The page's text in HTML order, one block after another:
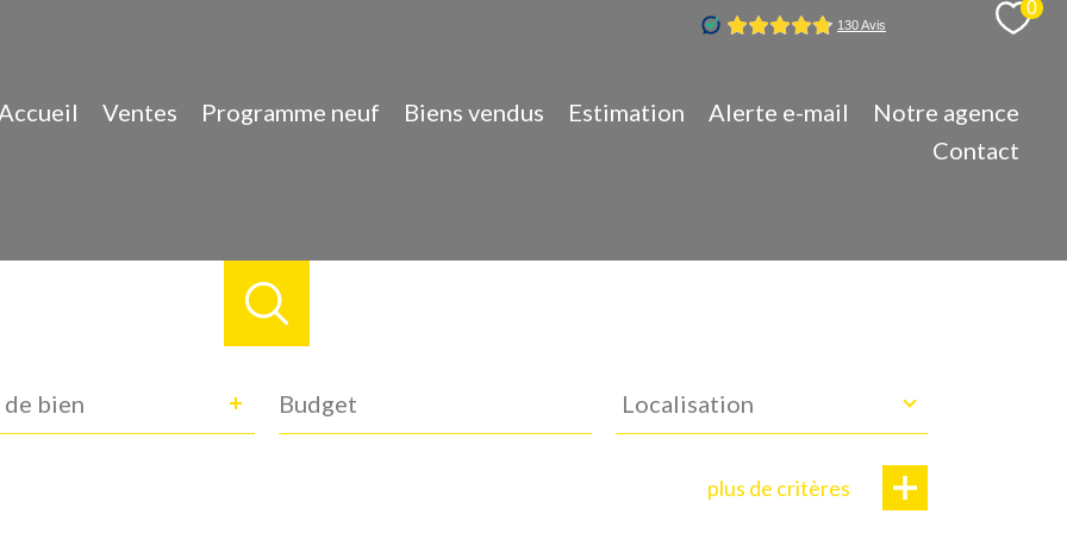
0
Accueil Ventes Programme neuf Biens vendus Estimation Alerte e-mail
Notre agence
Contact
de bien Localisation
plus de critères